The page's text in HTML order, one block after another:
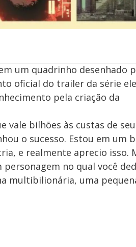
um quadrinho desenhado
oficial do trailer da série ele
pela criação da
vale bilhões às custas de
o sucesso. Estou em um
e realmente aprecio isso.
no qual você
multibilionária, uma